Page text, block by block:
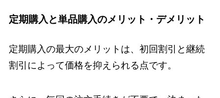
定期購入と単品購入のメリット・デメリット
定期購入の最大のメリットは、初回割引と継続
割引によって価格を抑えられる点です。